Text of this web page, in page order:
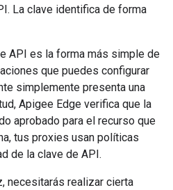
La clave identifica de forma
API es la forma más simple de
que puedes configurar
simplemente presenta una
Apigee Edge verifica que la
aprobado para el recurso que
tus proxies usan políticas
de la clave de API.
necesitarás realizar cierta